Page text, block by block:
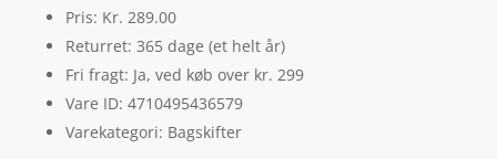
Pris: Kr. 289.00
Returret: 365 dage (et helt år)
Fri fragt: Ja, ved køb over kr. 299
Vare ID: 4710495436579
Varekategori: Bagskifter